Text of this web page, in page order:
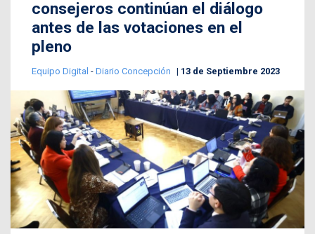
consejeros continúan el diálogo
antes de las votaciones en el
pleno
Equipo Digital - Diario Concepción 13 de Septiembre 2023